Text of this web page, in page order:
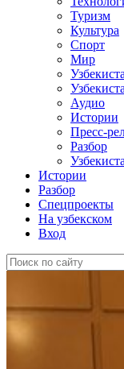
Туризм
Культура
Спорт
Мир
Аудио
Истории
Пресс-
Разбор
Истории
Разбор
Спецпроекты
На узбекском
Вход